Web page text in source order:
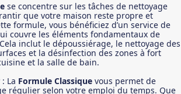
se concentre sur les tâches de nettoyage
que votre maison reste propre et
formule, vous bénéficiez d’un service de
couvre les éléments fondamentaux de
inclut le dépoussiérage, le nettoyage des
et la désinfection des zones à fort
et la salle de bain.
: La Formule Classique vous permet de
régulier selon votre emploi du temps. Que